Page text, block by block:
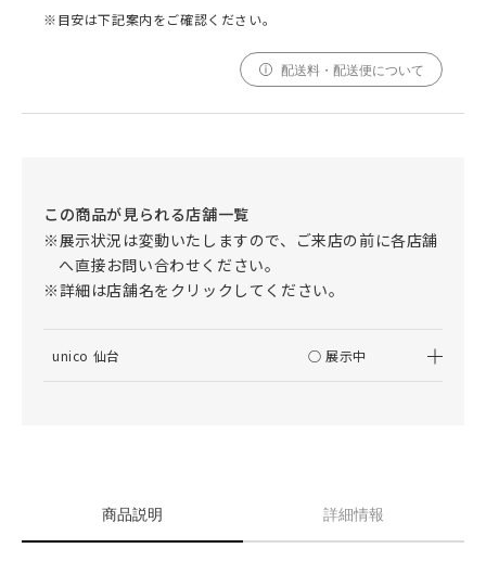
商品説明 詳細情報
※目安は下記案内をご確認ください。
配送料・配送便について
この商品が見られる店舗一覧
※展示状況は変動いたしますので、ご来店の前に各店舗
へ直接お問い合わせください。
※詳細は店舗名をクリックしてください。
unico 仙台 ○ 展示中